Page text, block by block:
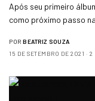
Após seu primeiro
como próximo passo
POR BEATRIZ SOUZA
15 DE SETEMBRO DE 2021
2